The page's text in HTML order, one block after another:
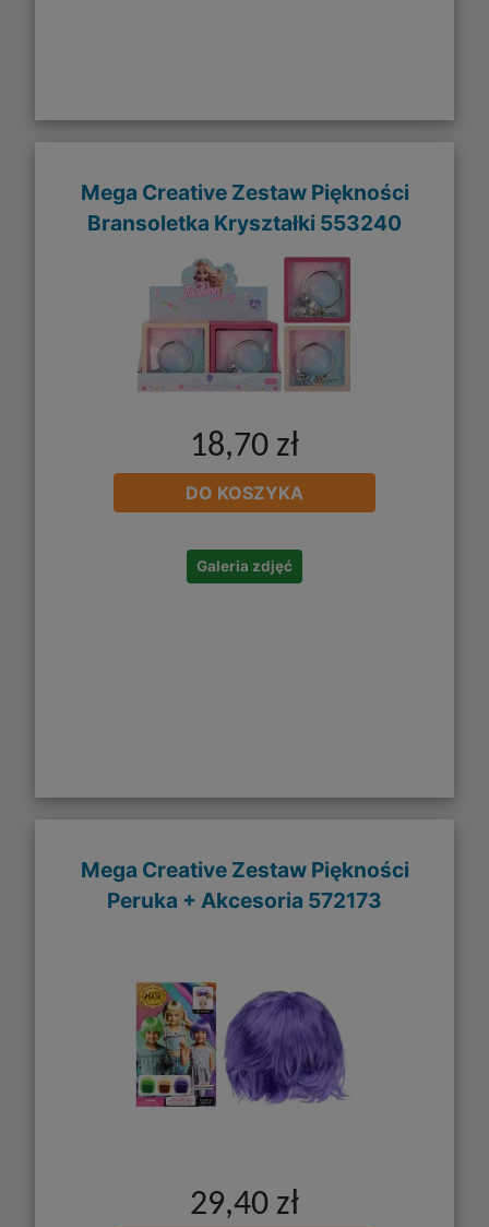
Mega Creative Zestaw Piękności
Bransoletka Kryształki 553240
18,70 zł
DO KOSZYKA
Galeria zdjęć
Mega Creative Zestaw Piękności
Peruka + Akcesoria 572173
29,40 zł